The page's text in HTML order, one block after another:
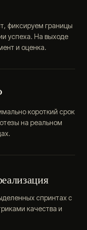
фиксируем границы
успеха. На выходе
и оценка.
короткий срок
на реальном
спринтах с
качества и